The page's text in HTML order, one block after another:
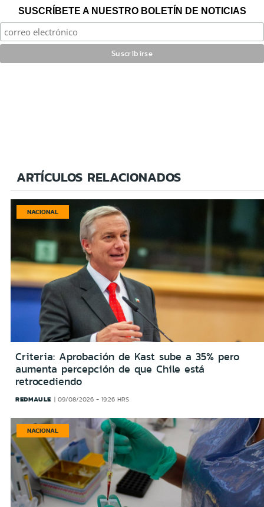
SUSCRÍBETE A NUESTRO BOLETÍN DE NOTICIAS
ARTÍCULOS RELACIONADOS
NACIONAL
Criteria: Aprobación de Kast sube a 35% pero
aumenta percepción de que Chile está
retrocediendo
REDMAULE 09/08/2026 - 19:26 HRS
NACIONAL